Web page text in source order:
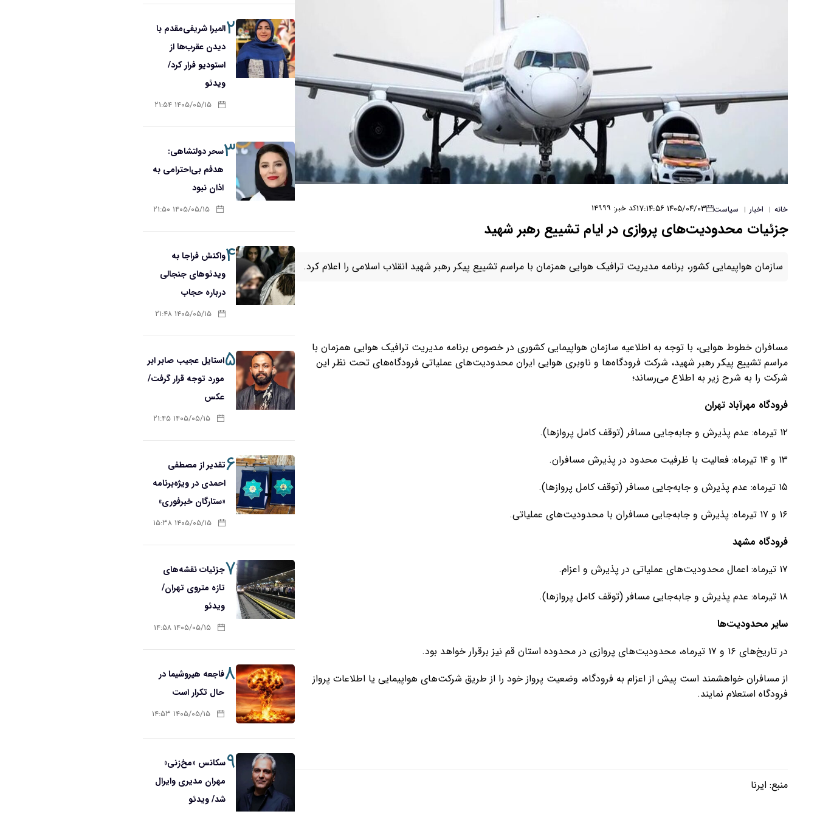
خانه | اخبار | سیاست ۱۴۰۵/۰۴/۰۳ ۱۷:۱۴:۵۶ کد خبر: ۱۴۹۹۹
جزئیات محدودیت‌های پروازی در ایام تشییع رهبر شهید
سازمان هواپیمایی کشور، برنامه‌ مدیریت ترافیک هوایی همزمان با مراسم تشییع پیکر رهبر شهید انقلاب اسلامی را اعلام کرد.
مسافران خطوط هوایی، با توجه به اطلاعیه سازمان هواپیمایی کشوری در خصوص برنامه‌ مدیریت ترافیک هوایی همزمان با
مراسم تشییع پیکر رهبر شهید، شرکت فرودگاه‌ها و ناوبری هوایی ایران محدودیت‌های عملیاتی فرودگاه‌های تحت نظر این
شرکت را به شرح زیر به اطلاع می‌رساند؛
فرودگاه مهرآباد تهران
۱۲ تیرماه: عدم پذیرش و جابه‌جایی مسافر (توقف کامل پروازها).
۱۳ و ۱۴ تیرماه: فعالیت با ظرفیت محدود در پذیرش مسافران.
۱۵ تیرماه: عدم پذیرش و جابه‌جایی مسافر (توقف کامل پروازها).
۱۶ و ۱۷ تیرماه: پذیرش و جابه‌جایی مسافران با محدودیت‌های عملیاتی.
فرودگاه مشهد
۱۷ تیرماه: اعمال محدودیت‌های عملیاتی در پذیرش و اعزام.
۱۸ تیرماه: عدم پذیرش و جابه‌جایی مسافر (توقف کامل پروازها).
سایر محدودیت‌ها
در تاریخ‌های ۱۶ و ۱۷ تیرماه، محدودیت‌های پروازی در محدوده استان قم نیز برقرار خواهد بود.
از مسافران خواهشمند است پیش از اعزام به فرودگاه، وضعیت پرواز خود را از طریق شرکت‌های هواپیمایی یا اطلاعات پرواز
فرودگاه استعلام نمایند.
منبع: ایرنا
۲المیرا شریفی‌مقدم با
دیدن عقرب‌ها از
استودیو فرار کرد/
ویدئو
۱۴۰۵/۰۵/۱۵ ۲۱:۵۴
۳سحر دولتشاهی:
هدفم بی‌احترامی به
اذان نبود
۱۴۰۵/۰۵/۱۵ ۲۱:۵۰
۴واکنش فراجا به
ویدئوهای جنجالی
درباره حجاب
۱۴۰۵/۰۵/۱۵ ۲۱:۴۸
۵استایل عجیب صابر ابر
مورد توجه قرار گرفت/
عکس
۱۴۰۵/۰۵/۱۵ ۲۱:۴۵
۶تقدیر از مصطفی
احمدی در ویژه‌برنامه
«ستارگان خبرفوری»
۱۴۰۵/۰۵/۱۵ ۱۵:۳۸
۷جزئیات نقشه‌های
تازه متروی تهران/
ویدئو
۱۴۰۵/۰۵/۱۵ ۱۴:۵۸
۸فاجعه هیروشیما در
حال تکرار است
۱۴۰۵/۰۵/۱۵ ۱۴:۵۳
۹سکانس «مخ‌زنی»
مهران مدیری وایرال
شد/ ویدئو